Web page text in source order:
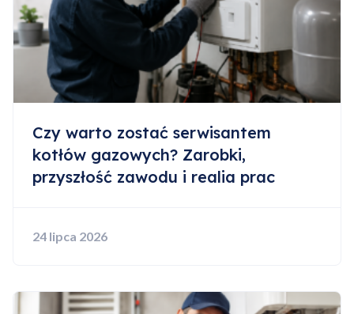
Czy warto zostać serwisantem
kotłów gazowych? Zarobki,
przyszłość zawodu i realia prac
24 lipca 2026